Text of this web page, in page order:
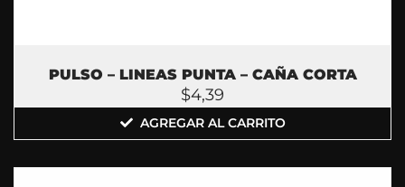
PULSO – LINEAS PUNTA – CAÑA CORTA
$4,39
AGREGAR AL CARRITO